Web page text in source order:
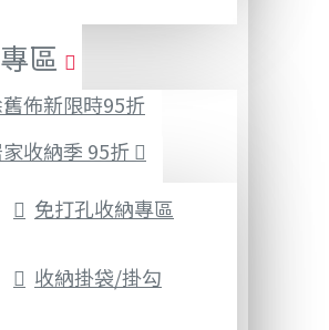
區
佈新限時95折
收納季 95折
免打孔收納專區
收納掛袋/掛勾